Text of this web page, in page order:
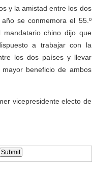
y la amistad entre los dos
se conmemora el 55.º
mandatario chino dijo que
a trabajar con la
los dos países y llevar
beneficio de ambos
vicepresidente electo de